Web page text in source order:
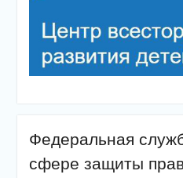
Федеральная
сфере защиты